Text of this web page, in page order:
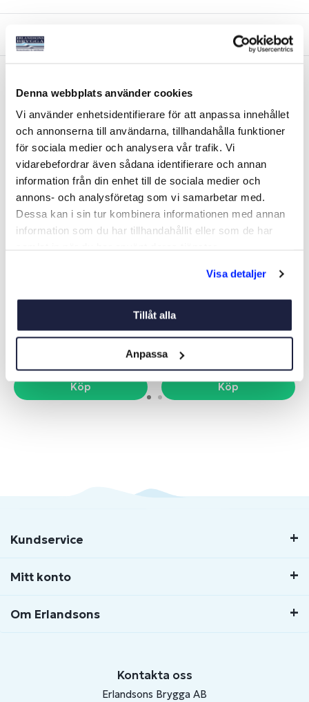
Denna webbplats använder cookies
Vi använder enhetsidentifierare för att anpassa innehållet
och annonserna till användarna, tillhandahålla funktioner
för sociala medier och analysera vår trafik. Vi
vidarebefordrar även sådana identifierare och annan
information från din enhet till de sociala medier och
annons- och analysföretag som vi samarbetar med.
Dessa kan i sin tur kombinera informationen med annan
information som du har tillhandahållit eller som de har
Visa detaljer
Tillåt alla
Anpassa
Fråga om produkt
Art nr:
Köp
TRYCKKNAPP
Köp
Kundservice
Mitt konto
Om Erlandsons
Kontakta oss
Erlandsons Brygga AB